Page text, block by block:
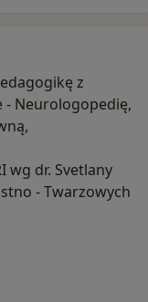
z
- Neurologopedię,
wg dr. Svetlany
- Twarzowych
Posturalną,
nabytymi